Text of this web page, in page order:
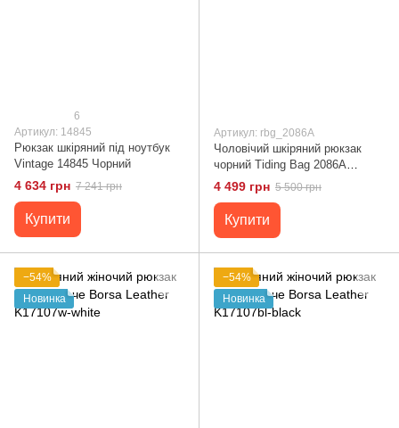
6
Артикул: 14845
Рюкзак шкіряний під ноутбук
Vintage 14845 Чорний
4 634 грн 7 241 грн
Купити
Артикул: rbg_2086A
Чоловічий шкіряний рюкзак
чорний Tiding Bag 2086A
Чорний
4 499 грн 5 500 грн
Купити
−54%
Новинка
−54%
Новинка